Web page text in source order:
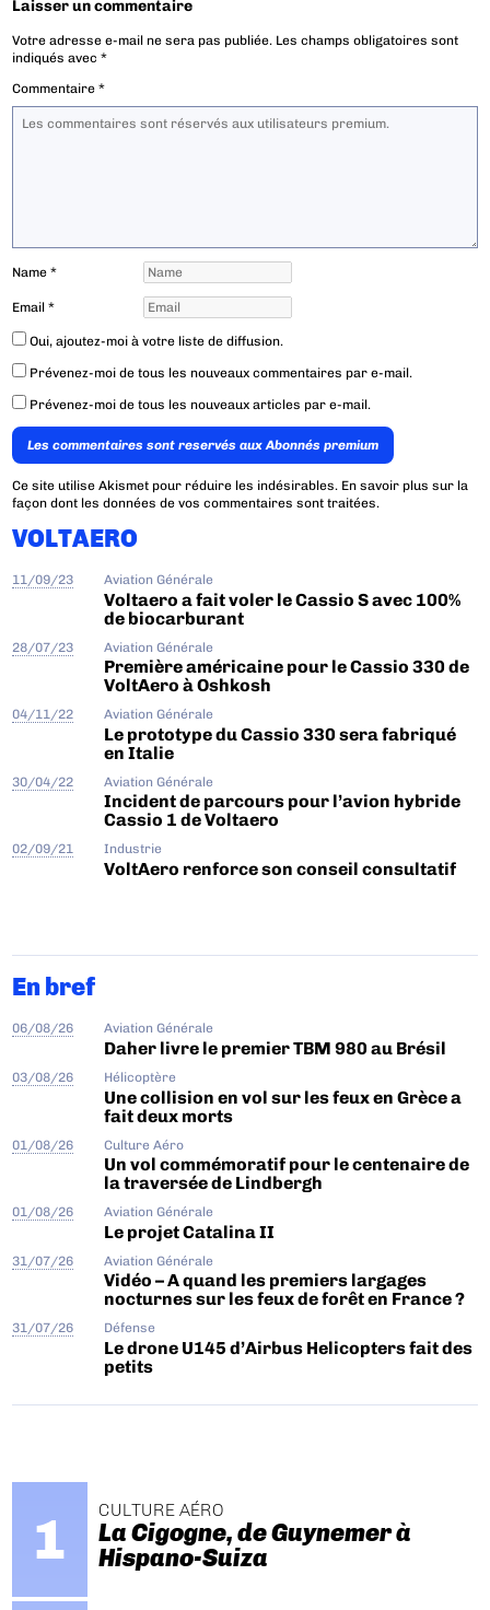
Laisser un commentaire
Votre adresse e-mail ne sera pas publiée. Les champs obligatoires sont
indiqués avec*
Commentaire*
Name*
Email*
Oui, ajoutez-moi à votre liste de diffusion.
Prévenez-moi de tous les nouveaux commentaires par e-mail.
Prévenez-moi de tous les nouveaux articles par e-mail.
Les commentaires sont reservés aux Abonnés premium
Ce site utilise Akismet pour réduire les indésirables. En savoir plus sur la
façon dont les données de vos commentaires sont traitées.
VOLTAERO
11/09/23 Aviation Générale
Voltaero a fait voler le Cassio S avec 100%
de biocarburant
28/07/23 Aviation Générale
Première américaine pour le Cassio 330 de
VoltAero à Oshkosh
04/11/22 Aviation Générale
Le prototype du Cassio 330 sera fabriqué
en Italie
30/04/22 Aviation Générale
Incident de parcours pour l’avion hybride
Cassio 1 de Voltaero
02/09/21 Industrie
VoltAero renforce son conseil consultatif
En bref
06/08/26 Aviation Générale
Daher livre le premier TBM 980 au Brésil
03/08/26 Hélicoptère
Une collision en vol sur les feux en Grèce a
fait deux morts
01/08/26 Culture Aéro
Un vol commémoratif pour le centenaire de
la traversée de Lindbergh
01/08/26 Aviation Générale
Le projet Catalina II
31/07/26 Aviation Générale
Vidéo – A quand les premiers largages
nocturnes sur les feux de forêt en France ?
31/07/26 Défense
Le drone U145 d’Airbus Helicopters fait des
petits
CULTURE AÉRO
La Cigogne, de Guynemer à
Hispano-Suiza